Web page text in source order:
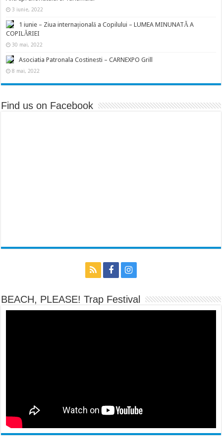
3 iunie, 2022
1 iunie – Ziua internațională a Copilului – LUMEA MINUNATĂ A
COPILĂRIEI
30 mai, 2022
Asociatia Patronala Costinesti – CARNEXPO Grill
8 mai, 2022
Find us on Facebook
BEACH, PLEASE! Trap Festival